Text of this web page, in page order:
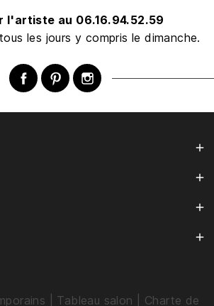
l'artiste au 06.16.94.52.59
les jours y compris le dimanche.
Facebook
PinterestInstagram




Tableau salon Charte de